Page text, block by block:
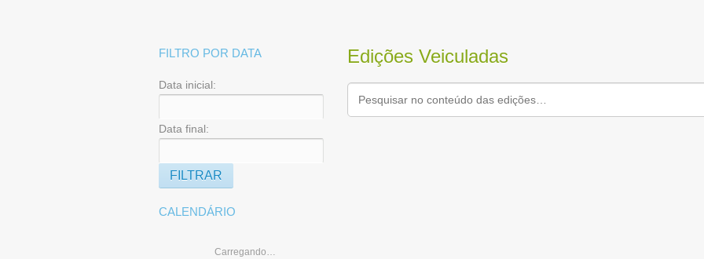
FILTRO POR DATA
Data inicial:
Data final:
CALENDÁRIO
Carregando…
Edições Veiculadas